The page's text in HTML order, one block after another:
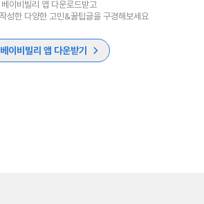
베이비빌리 앱 다운로드받고
성한 다양한 고민&꿀팁글을 구경해보세요
베이비빌리 앱 다운받기